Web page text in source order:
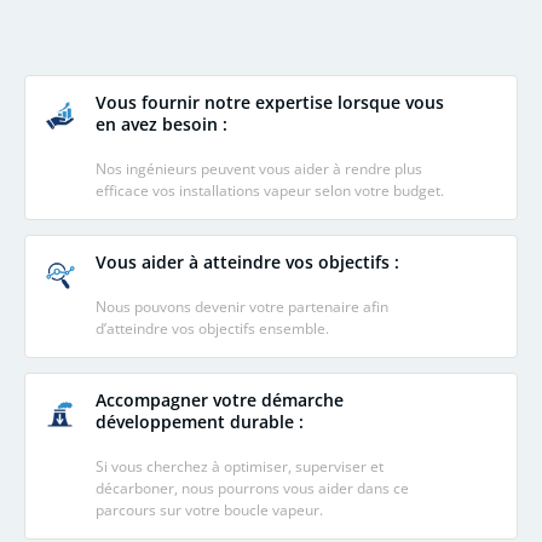
Vous fournir notre expertise lorsque vous
en avez besoin :
Nos ingénieurs peuvent vous aider à rendre plus
efficace vos installations vapeur selon votre budget.
Vous aider à atteindre vos objectifs :
Nous pouvons devenir votre partenaire afin
d’atteindre vos objectifs ensemble.
Accompagner votre démarche
développement durable :
Si vous cherchez à optimiser, superviser et
décarboner, nous pourrons vous aider dans ce
parcours sur votre boucle vapeur.